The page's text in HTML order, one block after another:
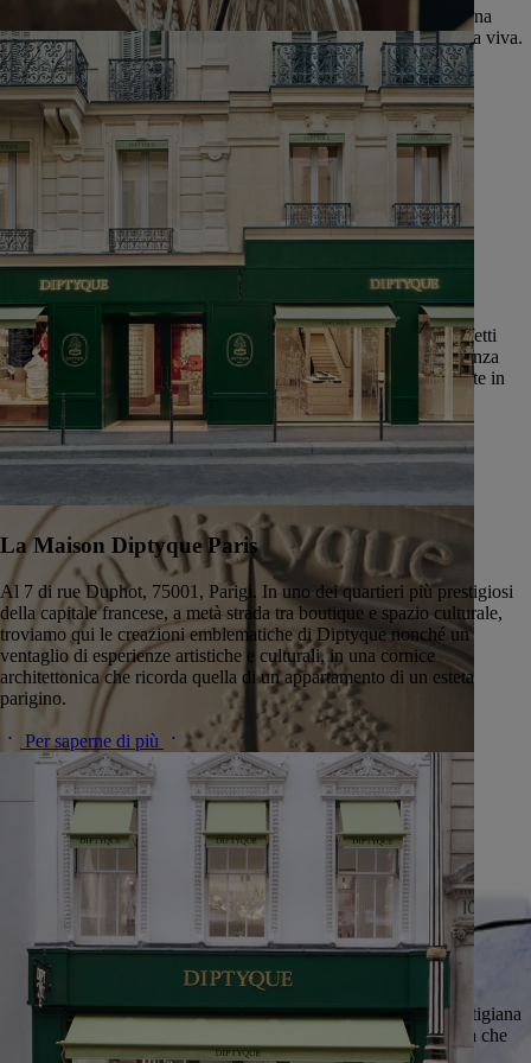
Sai parlare Diptyque? La grafia della Maison svela la storia di una
tradizione che si arricchisce con il passare del tempo. Una lingua viva.
Per saperne di più
L'arte della lavorazione del vetro
Per esaltare la luce delle candele, nei suoi portacandele dagli effetti
caleidoscopici, Diptyque ha sviluppato un’eccezionale competenza
collaborando con alcune delle vetrerie più altamente specializzate in
Francia e in Europa, come l’atelier Nivyne.
Per saperne di più
L'arte della lavorazione della ceramica
Scultoree, le grandi candele Diptyque testimoniano la perizia artigiana
dei ceramisti dell’atelier Virebent, uno dei laboratori di ceramica che
collabora con la Maison in Francia e in Europa.
La Maison Diptyque Paris
Al 7 di rue Duphot, 75001, Parigi. In uno dei quartieri più prestigiosi
della capitale francese, a metà strada tra boutique e spazio culturale,
troviamo qui le creazioni emblematiche di Diptyque nonché un
ventaglio di esperienze artistiche e culturali, in una cornice
architettonica che ricorda quella di un appartamento di un esteta
parigino.
Per saperne di più